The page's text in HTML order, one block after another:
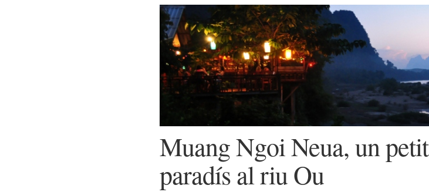
Muang Ngoi Neua, un petit
paradís al riu Ou